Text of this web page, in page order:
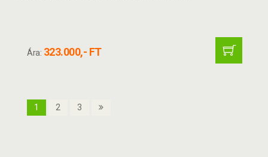
Ára: 323.000,- FT
1 2 3